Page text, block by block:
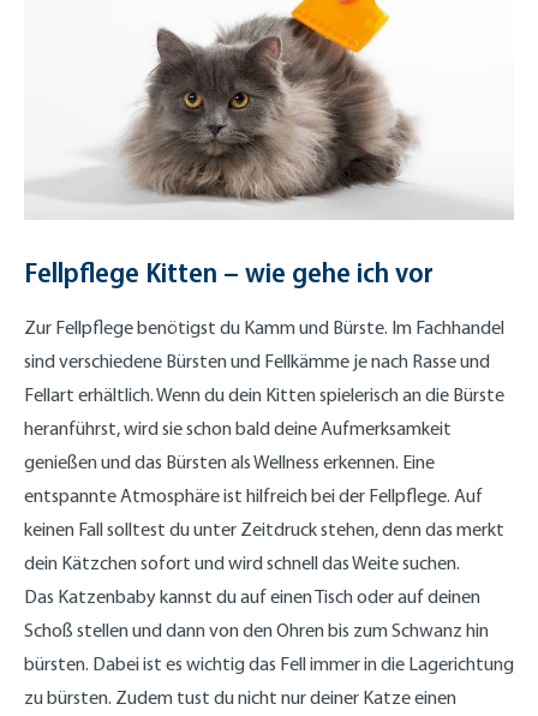
Fellpflege Kitten – wie gehe ich vor
Zur Fellpflege benötigst du Kamm und Bürste. Im Fachhandel
sind verschiedene Bürsten und Fellkämme je nach Rasse und
Fellart erhältlich. Wenn du dein Kitten spielerisch an die Bürste
heranführst, wird sie schon bald deine Aufmerksamkeit
genießen und das Bürsten als Wellness erkennen. Eine
entspannte Atmosphäre ist hilfreich bei der Fellpflege. Auf
keinen Fall solltest du unter Zeitdruck stehen, denn das merkt
dein Kätzchen sofort und wird schnell das Weite suchen.
Das Katzenbaby kannst du auf einen Tisch oder auf deinen
Schoß stellen und dann von den Ohren bis zum Schwanz hin
bürsten. Dabei ist es wichtig das Fell immer in die Lagerichtung
zu bürsten. Zudem tust du nicht nur deiner Katze einen